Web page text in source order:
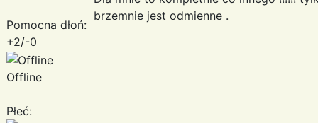
Pomocna dłoń:
+2/-0
Offline
Płeć:
brzemnie jest odmienne .